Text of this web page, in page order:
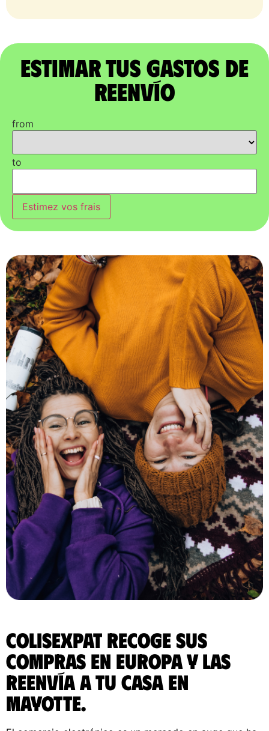
Estimar tus gastos de
reenvío
from
to
Estimez vos frais
ColisExpat recoge sus
compras en Europa y las
reenvía a tu casa en
Mayotte.